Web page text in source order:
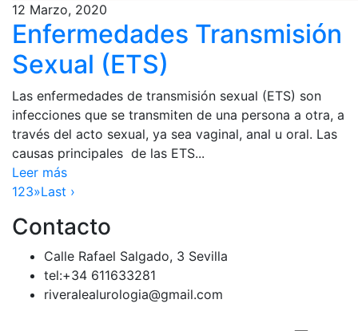
12 Marzo, 2020
Enfermedades Transmisión
Sexual (ETS)
Las enfermedades de transmisión sexual (ETS) son
infecciones que se transmiten de una persona a otra, a
través del acto sexual, ya sea vaginal, anal u oral. Las
causas principales de las ETS...
Leer más
123»Last ›
Contacto
Calle Rafael Salgado, 3 Sevilla
tel:+34 611633281
riveralealurologia@gmail.com